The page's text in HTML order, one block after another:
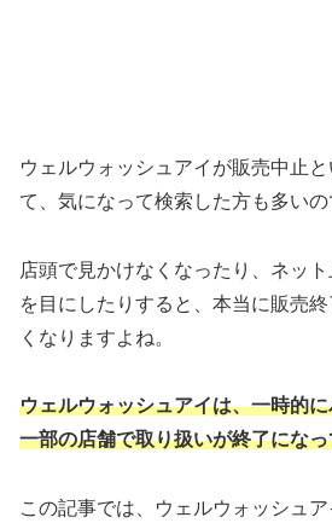
ウェルウォッシュアイが販売中止
て、気になって検索した方も多いの
店頭で見かけなくなったり、ネッ
を目にしたりすると、本当に販売
くなりますよね。
ウェルウォッシュアイは、一時的
一部の店舗で取り扱いが終了にな
この記事では、ウェルウォッシュ